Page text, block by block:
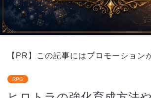
【PR】この記事にはプロモーション
RPG